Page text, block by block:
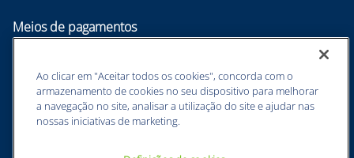
Meios de pagamentos
Ao clicar em "Aceitar todos os cookies", concorda com o
armazenamento de cookies no seu dispositivo para melhorar
a navegação no site, analisar a utilização do site e ajudar nas
nossas iniciativas de marketing.